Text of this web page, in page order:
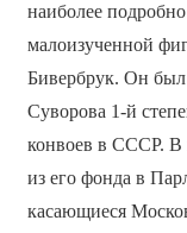
наиболее подробно
малоизученной
Бивербрук. Он был
Суворова 1-й
конвоев в СССР. В
из его фонда в
касающиеся